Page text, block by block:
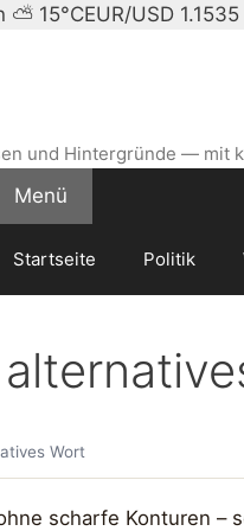
⛅ 15°CEUR/USD
und Hintergründe — mit
Menü
Startseite Politik
Wort
scharfe Konturen –